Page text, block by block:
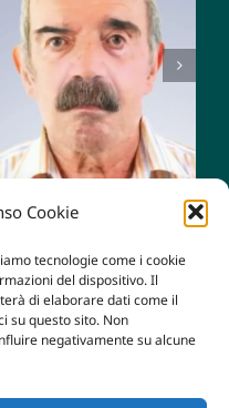
Cookie
tecnologie come i cookie
del dispositivo. Il
di elaborare dati come il
su questo sito. Non
negativamente su alcune
Giacomo
Tognetti